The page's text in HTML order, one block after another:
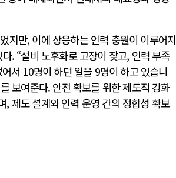
지만, 이에 상응하는 인력 충원이 이루어지
. “설비 노후화로 고장이 잦고, 인력 부족
서 10명이 하던 일을 9명이 하고 있습니
보여준다. 안전 확보를 위한 제도적 강화
, 제도 설계와 인력 운영 간의 정합성 확보